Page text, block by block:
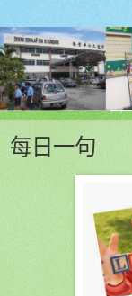
每日一句